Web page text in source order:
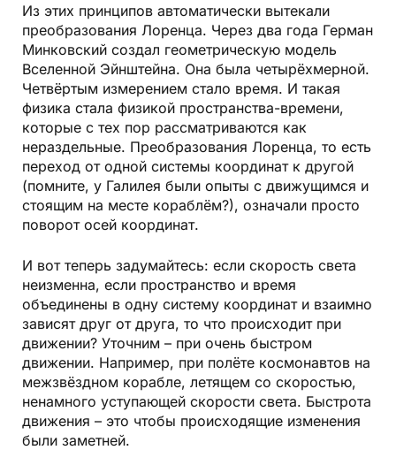
Из этих принципов автоматически вытекали
преобразования Лоренца. Через два года Герман
Минковский создал геометрическую модель
Вселенной Эйнштейна. Она была четырёхмерной.
Четвёртым измерением стало время. И такая
физика стала физикой пространства-времени,
которые с тех пор рассматриваются как
нераздельные. Преобразования Лоренца, то есть
переход от одной системы координат к другой
(помните, у Галилея были опыты с движущимся и
стоящим на месте кораблём?), означали просто
поворот осей координат.
И вот теперь задумайтесь: если скорость света
неизменна, если пространство и время
объединены в одну систему координат и взаимно
зависят друг от друга, то что происходит при
движении? Уточним – при очень быстром
движении. Например, при полёте космонавтов на
межзвёздном корабле, летящем со скоростью,
ненамного уступающей скорости света. Быстрота
движения – это чтобы происходящие изменения
были заметней.